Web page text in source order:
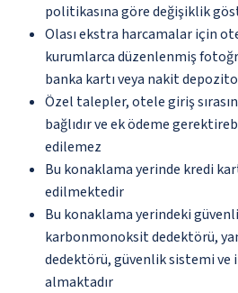
politikasına göre değişiklik
Olası ekstra harcamalar için
kurumlarca düzenlenmiş
banka kartı veya nakit
Özel talepler, otele giriş
bağlıdır ve ek ödeme
edilemez
Bu konaklama yerinde kredi
edilmektedir
Bu konaklama yerindeki
karbonmonoksit dedektörü,
dedektörü, güvenlik sistemi ve
almaktadır